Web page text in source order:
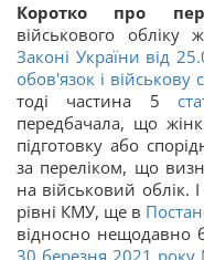
Коротко про
військового
Законі України від
обов'язок і військову
тоді частина 5
передбачала, що
підготовку або
за переліком, що
на військовий облік.
рівні КМУ, ще в
відносно нещодавно